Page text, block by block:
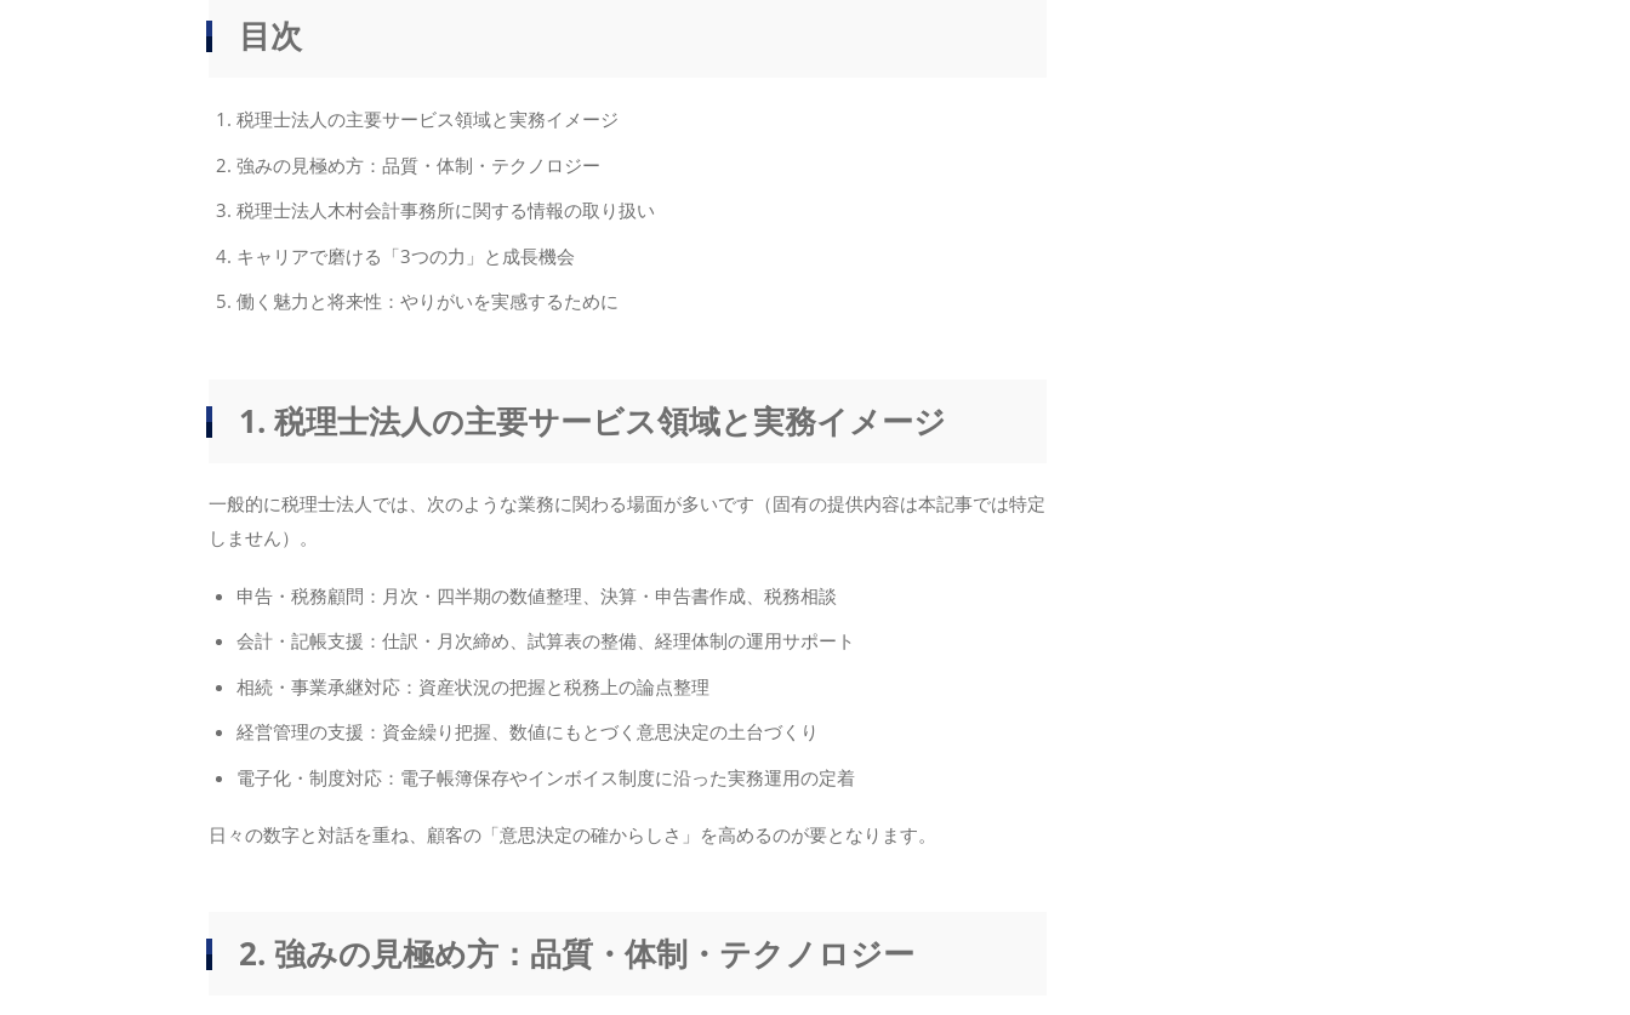
目次
税理士法人の主要サービス領域と実務イメージ
強みの見極め方：品質・体制・テクノロジー
税理士法人木村会計事務所に関する情報の取り扱い
キャリアで磨ける「3つの力」と成長機会
働く魅力と将来性：やりがいを実感するために
1. 税理士法人の主要サービス領域と実務イメージ
一般的に税理士法人では、次のような業務に関わる場面が多いです（固有の提供内容は本記事では特定
しません）。
申告・税務顧問：月次・四半期の数値整理、決算・申告書作成、税務相談
会計・記帳支援：仕訳・月次締め、試算表の整備、経理体制の運用サポート
相続・事業承継対応：資産状況の把握と税務上の論点整理
経営管理の支援：資金繰り把握、数値にもとづく意思決定の土台づくり
電子化・制度対応：電子帳簿保存やインボイス制度に沿った実務運用の定着
日々の数字と対話を重ね、顧客の「意思決定の確からしさ」を高めるのが要となります。
2. 強みの見極め方：品質・体制・テクノロジー